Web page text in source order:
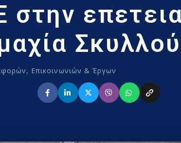
στην
Επικοινωνιών & Έργων